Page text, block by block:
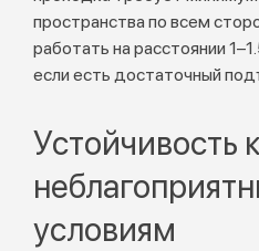
пространства по всем
работать на расстоянии
если есть достаточный
Устойчивость
условиям